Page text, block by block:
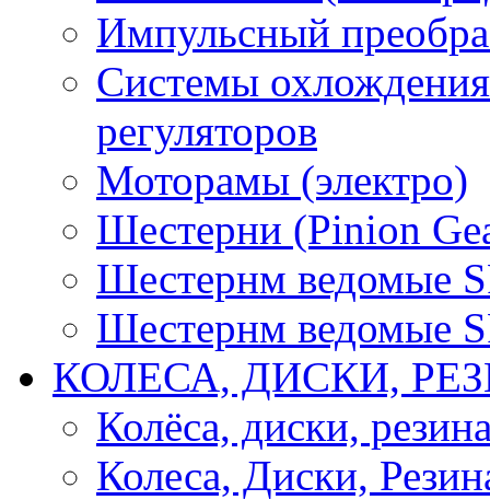
Импульсный
Системы охлождения
регуляторов
Моторамы (электро)
Шестерни (Pinion
Шестернм ведомые
Шестернм ведомые
КОЛЕСА, ДИСКИ,
Колёса, диски,
Колеса, Диски,